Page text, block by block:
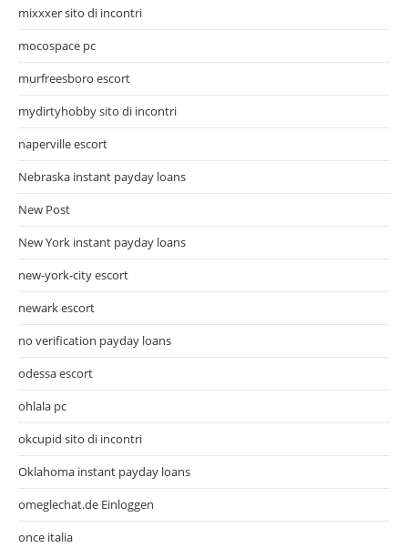
mixxxer sito di incontri
mocospace pc
murfreesboro escort
mydirtyhobby sito di incontri
naperville escort
Nebraska instant payday loans
New Post
New York instant payday loans
new-york-city escort
newark escort
no verification payday loans
odessa escort
ohlala pc
okcupid sito di incontri
Oklahoma instant payday loans
omeglechat.de Einloggen
once italia